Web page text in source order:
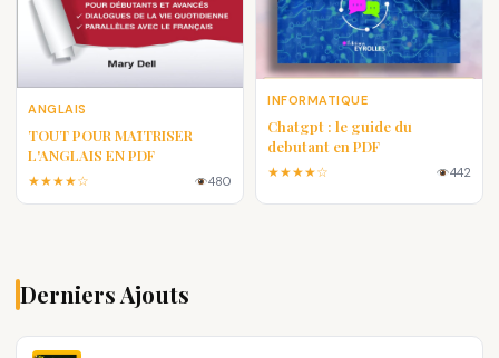
ANGLAIS
TOUT POUR MAȊTRISER
L'ANGLAIS EN PDF
★★★★☆ 480
INFORMATIQUE
Chatgpt : le guide du
debutant en PDF
★★★★☆ 442
Derniers Ajouts